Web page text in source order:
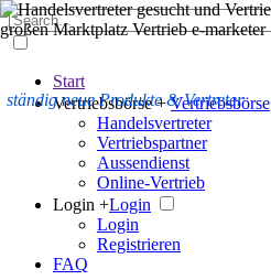
ständig neue Produkte & Vertreter
Start
Vertriebsbörse + Vertriebsbörse
Handelsvertreter
Vertriebspartner
Aussendienst
Online-Vertrieb
Login +Login
Login
Registrieren
FAQ